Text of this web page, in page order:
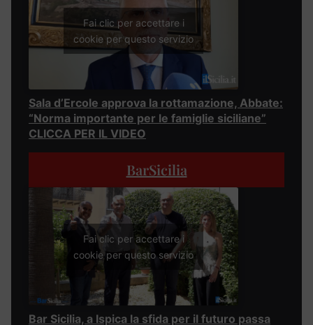
Fai clic per accettare i
cookie per questo servizio
Sala d’Ercole approva la rottamazione, Abbate:
“Norma importante per le famiglie siciliane”
CLICCA PER IL VIDEO
BarSicilia
Fai clic per accettare i
cookie per questo servizio
Bar Sicilia, a Ispica la sfida per il futuro passa